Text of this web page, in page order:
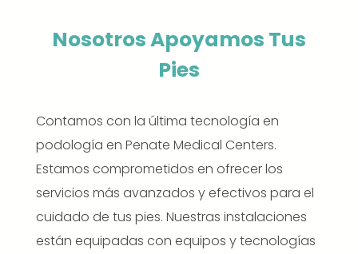
Nosotros Apoyamos Tus
Pies
Contamos con la última tecnología en
podología en Penate Medical Centers.
Estamos comprometidos en ofrecer los
servicios más avanzados y efectivos para el
cuidado de tus pies. Nuestras instalaciones
están equipadas con equipos y tecnologías